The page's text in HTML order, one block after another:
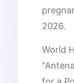
2026.
World